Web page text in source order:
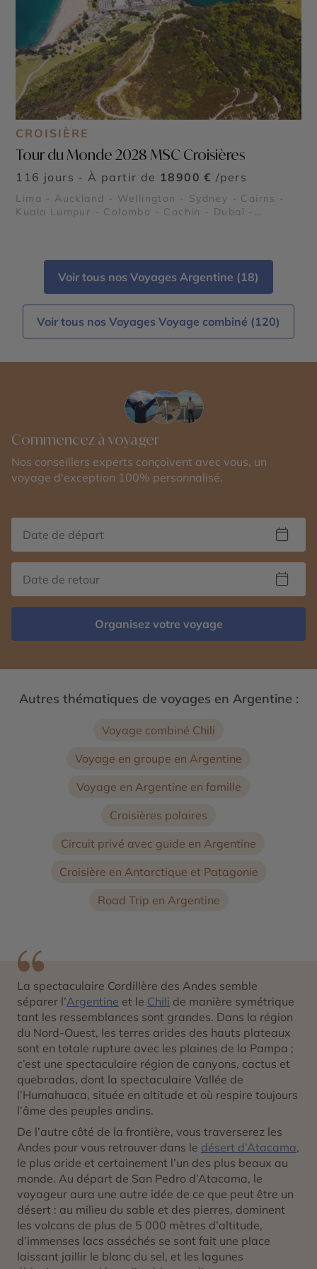
CROISIÈRE
Tour du Monde 2028 MSC Croisières
116 jours - À partir de 18900 € /pers
Lima - Auckland - Wellington - Sydney - Cairns -
Kuala Lumpur - Colombo - Cochin - Dubaï -
Voir tous nos Voyages Argentine (18)
Voir tous nos Voyages Voyage combiné (120)
Commencez à voyager
Nos conseillers experts conçoivent avec vous, un
voyage d'exception 100% personnalisé.
Organisez votre voyage
Autres thématiques de voyages en Argentine :
Voyage combiné Chili
Voyage en groupe en Argentine
Voyage en Argentine en famille
Croisières polaires
Circuit privé avec guide en Argentine
Croisière en Antarctique et Patagonie
Road Trip en Argentine
La spectaculaire Cordillère des Andes semble
séparer l’Argentine et le Chili de manière symétrique
tant les ressemblances sont grandes. Dans la région
du Nord-Ouest, les terres arides des hauts plateaux
sont en totale rupture avec les plaines de la Pampa ;
c’est une spectaculaire région de canyons, cactus et
quebradas, dont la spectaculaire Vallée de
l’Humahuaca, située en altitude et où respire toujours
l’âme des peuples andins.
De l’autre côté de la frontière, vous traverserez les
Andes pour vous retrouver dans le désert d’Atacama,
le plus aride et certainement l’un des plus beaux au
monde. Au départ de San Pedro d’Atacama, le
voyageur aura une autre idée de ce que peut être un
désert : au milieu du sable et des pierres, dominent
les volcans de plus de 5 000 mètres d’altitude,
d’immenses lacs asséchés se sont fait une place
laissant jaillir le blanc du sel, et les lagunes